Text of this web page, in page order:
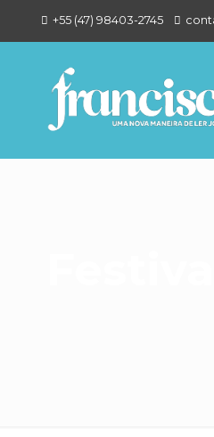
+55 (47) 98403-2745